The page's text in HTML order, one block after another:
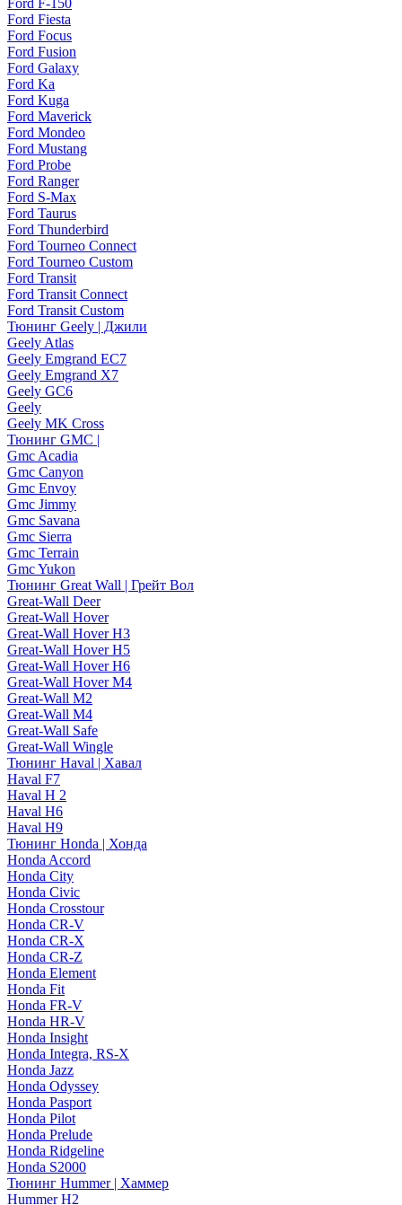
Ford F-150
Ford Fiesta
Ford Focus
Ford Fusion
Ford Galaxy
Ford Ka
Ford Kuga
Ford Maverick
Ford Mondeo
Ford Mustang
Ford Probe
Ford Ranger
Ford S-Max
Ford Taurus
Ford Thunderbird
Ford Tourneo Connect
Ford Tourneo Custom
Ford Transit
Ford Transit Connect
Ford Transit Custom
Тюнинг Geely | Джили
Geely Atlas
Geely Emgrand EC7
Geely Emgrand X7
Geely GC6
Geely
Geely MK Cross
Тюнинг GMC |
Gmc Acadia
Gmc Canyon
Gmc Envoy
Gmc Jimmy
Gmc Savana
Gmc Sierra
Gmc Terrain
Gmc Yukon
Тюнинг Great Wall | Грейт Вол
Great-Wall Deer
Great-Wall Hover
Great-Wall Hover H3
Great-Wall Hover H5
Great-Wall Hover H6
Great-Wall Hover M4
Great-Wall M2
Great-Wall M4
Great-Wall Safe
Great-Wall Wingle
Тюнинг Haval | Хавал
Haval F7
Haval H 2
Haval H6
Haval H9
Тюнинг Honda | Хонда
Honda Accord
Honda City
Honda Civic
Honda Crosstour
Honda CR-V
Honda CR-X
Honda CR-Z
Honda Element
Honda Fit
Honda FR-V
Honda HR-V
Honda Insight
Honda Integra, RS-X
Honda Jazz
Honda Odyssey
Honda Pasport
Honda Pilot
Honda Prelude
Honda Ridgeline
Honda S2000
Тюнинг Hummer | Хаммер
Hummer H2